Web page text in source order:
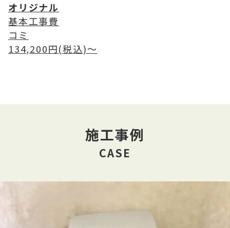
オリジナル
基本工事費
コミ
134,200円(税込)〜
施工事例
CASE